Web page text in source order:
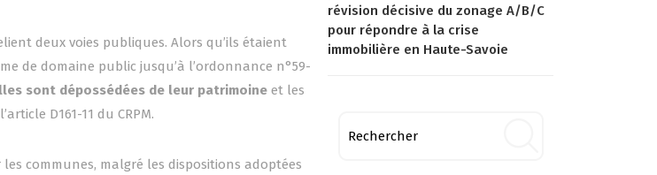
deux voies publiques. Alors qu’ils étaient
de domaine public jusqu’à l’ordonnance n°59-
sont dépossédées de leur patrimoine et les
D161-11 du CRPM.
communes, malgré les dispositions adoptées
révision décisive du zonage A/B/C
pour répondre à la crise
immobilière en Haute-Savoie